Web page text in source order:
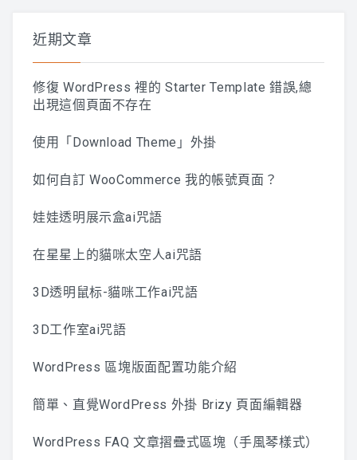
近期文章
修復 WordPress 裡的 Starter Template 錯誤,總
出現這個頁面不存在
使用「Download Theme」外掛
如何自訂 WooCommerce 我的帳號頁面？
娃娃透明展示盒ai咒語
在星星上的貓咪太空人ai咒語
3D透明鼠标-貓咪工作ai咒語
3D工作室ai咒語
WordPress 區塊版面配置功能介紹
簡單、直覺WordPress 外掛 Brizy 頁面編輯器
WordPress FAQ 文章摺疊式區塊（手風琴樣式）